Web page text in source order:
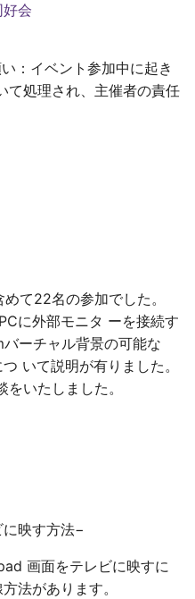
好会
：イベント参加中に起き
て処理され、主催者の責任
て22名の参加でした。
に外部モニタ ーを接続す
ーチャル背景の可能な
いて説明が有りました。
いたしました。
映す方法−
画面をテレビに映すに
法があります。